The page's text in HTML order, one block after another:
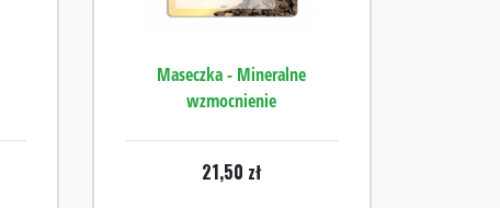
Maseczka - Mineralne
wzmocnienie
21,50 zł